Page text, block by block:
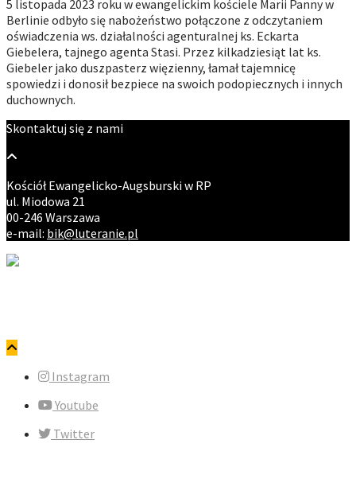
5 listopada 2023 roku w ewangelickim kościele Marii Panny w
Berlinie odbyło się nabożeństwo połączone z odczytaniem
oświadczenia ws. działalności agenturalnej ks. Eckarta
Giebelera, tajnego agenta Stasi. Przez kilkadziesiąt lat ks.
Giebeler jako duszpasterz więzienny, łamał tajemnicę
spowiedzi i donosił bezpiece na swoich podopiecznych i innych
duchownych.
Skontaktuj się z nami
Kościół Ewangelicko-Augsburski w RP
ul. Miodowa 21
00-246 Warszawa
e-mail: bik@luteranie.pl
Instagram
Youtube
Twitter